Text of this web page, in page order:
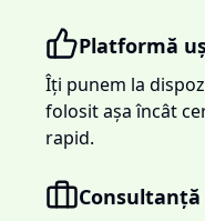
Platformă
Îți punem la
folosit așa încât
rapid.